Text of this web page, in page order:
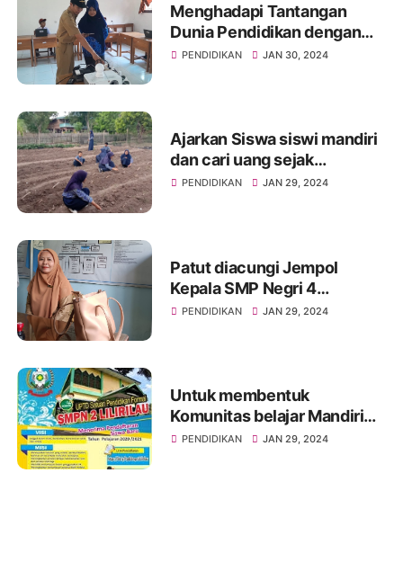
Menghadapi Tantangan
Dunia Pendidikan dengan
Smart Digital Classroom SD
PENDIDIKAN JAN 30, 2024
Ajarkan Siswa siswi mandiri
dan cari uang sejak
dini,Kepsek SMP Negri 4
PENDIDIKAN JAN 29, 2024
Patut diacungi Jempol
Kepala SMP Negri 4
Marioriawa Jumriah Spd,Msi
PENDIDIKAN JAN 29, 2024
Untuk membentuk
Komunitas belajar Mandiri
SMPN 2 Lilirilau terapkan
PENDIDIKAN JAN 29, 2024